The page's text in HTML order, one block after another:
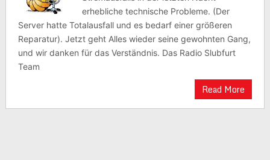
erhebliche technische Probleme. (Der
Server hatte Totalausfall und es bedarf einer größeren
Reparatur). Jetzt geht Alles wieder seine gewohnten Gang,
und wir danken für das Verständnis. Das Radio Slubfurt
Team
Read More